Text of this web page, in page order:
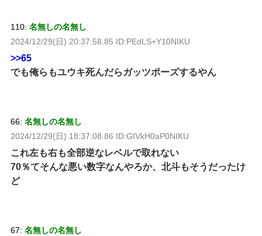
110: 名無しの名無し
2024/12/29(日) 20:37:58.85 ID:PEdLS+Y10NIKU
>>65
でも俺らもユウキ死んだらガッツポーズするやん
66: 名無しの名無し
2024/12/29(日) 18:37:08.86 ID:GIVkH0aP0NIKU
これ左も右も全部逆なレベルで取れない
70％てそんな悪い数字なんやろか、北斗もそうだったけ
ど
67: 名無しの名無し